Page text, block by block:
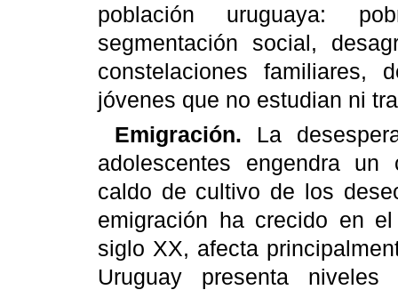
población uruguaya:
segmentación social,
constelaciones familiares,
jóvenes que no estudian ni
Emigración. La
adolescentes engendra
caldo de cultivo de los
emigración ha crecido en
siglo XX, afecta
Uruguay presenta